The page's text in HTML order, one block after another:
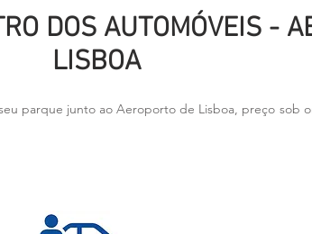
DOS AUTOMÓVEIS -
LISBOA
parque junto ao Aeroporto de Lisboa, preço sob